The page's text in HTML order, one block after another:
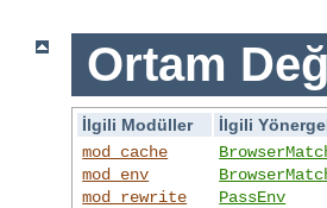
Ortam
İlgili Modüller
İlgili
mod_cache
mod_env
mod_rewrite
PassEnv